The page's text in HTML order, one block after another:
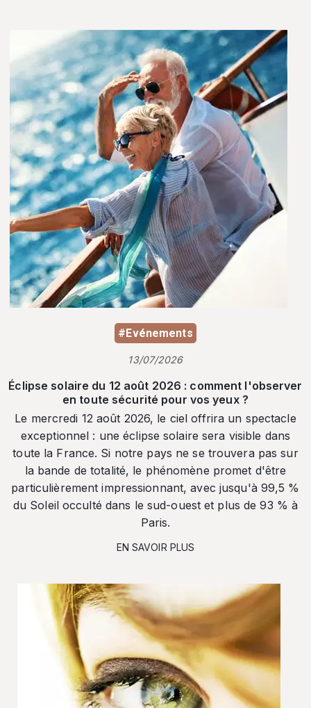
#Evénements
13/07/2026
Éclipse solaire du 12 août 2026 : comment l'observer
en toute sécurité pour vos yeux ?
Le mercredi 12 août 2026, le ciel offrira un spectacle
exceptionnel : une éclipse solaire sera visible dans
toute la France. Si notre pays ne se trouvera pas sur
la bande de totalité, le phénomène promet d'être
particulièrement impressionnant, avec jusqu'à 99,5 %
du Soleil occulté dans le sud-ouest et plus de 93 % à
Paris.
EN SAVOIR PLUS